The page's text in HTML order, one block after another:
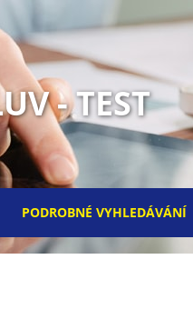
- TEST
PODROBNÉ VYHLEDÁVÁNÍ